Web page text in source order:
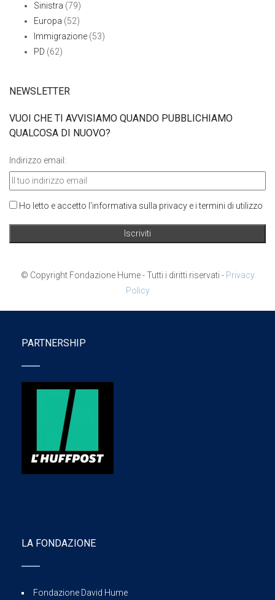
Sinistra (79)
Europa (52)
Immigrazione (53)
PD (62)
NEWSLETTER
VUOI CHE TI AVVISIAMO QUANDO PUBBLICHIAMO
QUALCOSA DI NUOVO?
Indirizzo email:
Ho letto e accetto l'informativa sulla privacy e i termini di utilizzo
© Copyright Fondazione Hume - Tutti i diritti riservati - Privacy
Policy
PARTNERSHIP
LA FONDAZIONE
Fondazione David Hume